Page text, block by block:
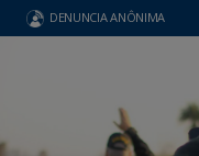
DENUNCIA ANÔNIMA